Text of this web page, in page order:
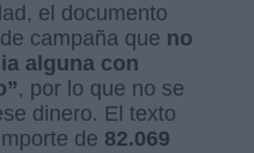
el documento
campaña que no
alguna con
, por lo que no se
dinero. El texto
de 82.069